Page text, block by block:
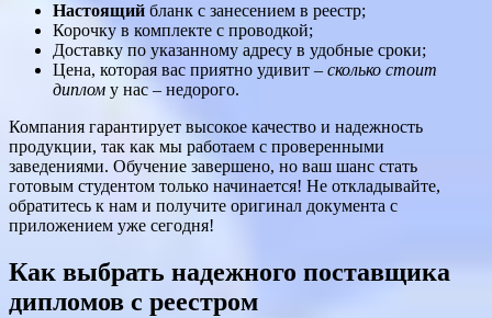
Настоящий бланк с занесением в реестр;
Корочку в комплекте с проводкой;
Доставку по указанному адресу в удобные сроки;
Цена, которая вас приятно удивит – сколько стоит
диплом у нас – недорого.
Компания гарантирует высокое качество и надежность
продукции, так как мы работаем с проверенными
заведениями. Обучение завершено, но ваш шанс стать
готовым студентом только начинается! Не откладывайте,
обратитесь к нам и получите оригинал документа с
приложением уже сегодня!
Как выбрать надежного поставщика
дипломов с реестром